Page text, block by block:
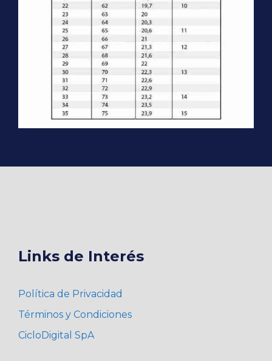
Links de Interés
Política de Privacidad
Términos y Condiciones
CicloDigital SpA